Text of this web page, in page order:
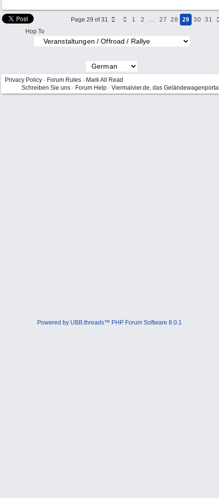
Page 29 of 31 1 2 … 27 28 29 30 31
Hop To
Privacy Policy · Forum Rules · Mark All Read
Schreiben Sie uns · Forum Help · Viermalvier.de, das
Powered by UBB.threads™ PHP Forum Software 8.0.1